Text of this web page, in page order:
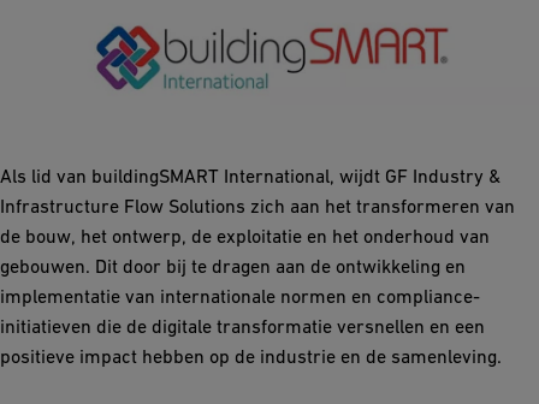
Als lid van buildingSMART International, wijdt GF Industry &
Infrastructure Flow Solutions zich aan het transformeren van
de bouw, het ontwerp, de exploitatie en het onderhoud van
gebouwen. Dit door bij te dragen aan de ontwikkeling en
implementatie van internationale normen en compliance-
initiatieven die de digitale transformatie versnellen en een
positieve impact hebben op de industrie en de samenleving.